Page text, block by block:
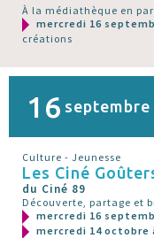
À la médiathèque en
mercredi 16
créations
16 septembre
Culture - Jeunesse
Les Ciné
du Ciné 89
Découverte, partage et
mercredi 16
mercredi 14 octobre